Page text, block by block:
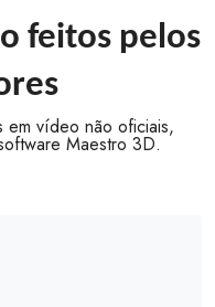
feitos pelos
em vídeo não oficiais,
Maestro 3D.